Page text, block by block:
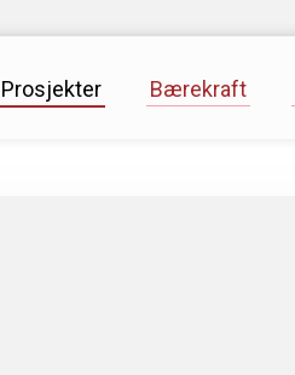
Prosjekter Bærekraft